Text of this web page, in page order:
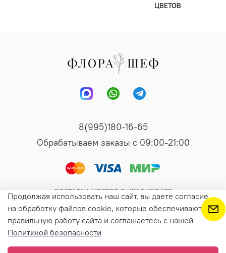
В корзину
ЦВЕТОВ
8(995)180-16-65
Обрабатываем заказы с 09:00-21:00
ДОСТАВКА ЦВЕТОВ В КРАСНОДАРЕ
Продолжая использовать наш сайт, вы даете согласие
на обработку файлов cookie, которые обеспечивают
правильную работу сайта и соглашаетесь с нашей
Политикой безопасности